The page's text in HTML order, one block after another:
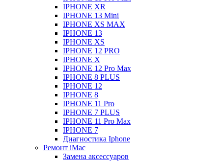
IPHONE XR
IPHONE 13 Mini
IPHONE XS MAX
IPHONE 13
IPHONE XS
IPHONE 12 PRO
IPHONE X
IPHONE 12 Pro Max
IPHONE 8 PLUS
IPHONE 12
IPHONE 8
IPHONE 11 Pro
IPHONE 7 PLUS
IPHONE 11 Pro Max
IPHONE 7
Диагностика Iphone
Ремонт iMac
Замена аксессуаров